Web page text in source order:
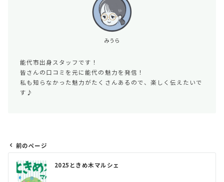
みうら
能代市出身スタッフです！
皆さんの口コミを元に能代の魅力を発信！
私も知らなかった魅力がたくさんあるので、楽しく伝えたいで
す♪
投
稿
前のページ
2025ときめ木マルシェ